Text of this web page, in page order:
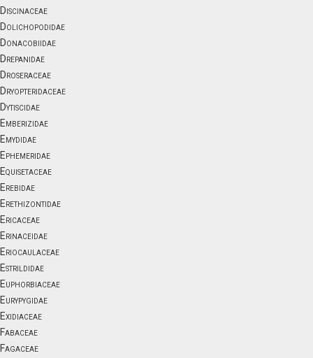
Discinaceae
Dolichopodidae
Donacobiidae
Drepanidae
Droseraceae
Dryopteridaceae
Dytiscidae
Emberizidae
Emydidae
Ephemeridae
Equisetaceae
Erebidae
Erethizontidae
Ericaceae
Erinaceidae
Eriocaulaceae
Estrildidae
Euphorbiaceae
Eurypygidae
Exidiaceae
Fabaceae
Fagaceae